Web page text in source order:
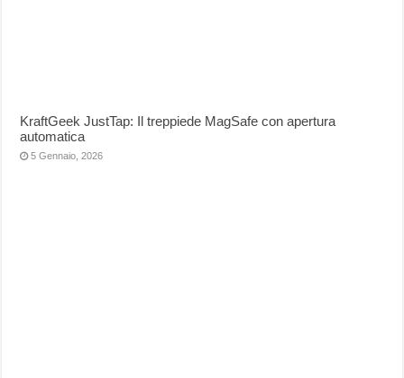
KraftGeek JustTap: Il treppiede MagSafe con apertura
automatica
5 Gennaio, 2026